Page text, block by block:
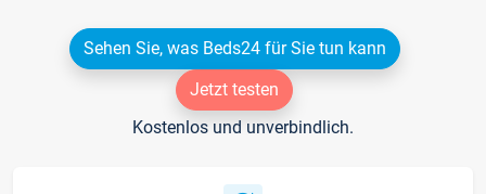
Sehen Sie, was Beds24 für Sie tun kann
Jetzt testen
Kostenlos und unverbindlich.